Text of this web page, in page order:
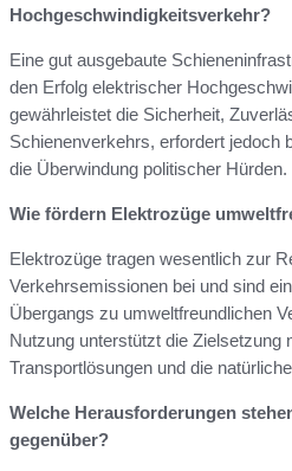
Hochgeschwindigkeitsverkehr?
Eine gut ausgebaute
den Erfolg elektrischer
gewährleistet die Sicherheit,
Schienenverkehrs, erfordert jedoch
die Überwindung politischer Hürden.
Wie fördern Elektrozüge
Elektrozüge tragen wesentlich zur
Verkehrsemissionen bei und sind
Übergangs zu umweltfreundlichen
Nutzung unterstützt die Zielsetzung
Transportlösungen und die
Welche Herausforderungen
gegenüber?